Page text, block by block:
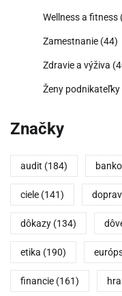
Wellness a fitness
Zamestnanie (44)
Zdravie a výživa
Ženy podnikateľky
Značky
audit (184)
ciele (141)
dôkazy (134)
etika (190)
financie (161)